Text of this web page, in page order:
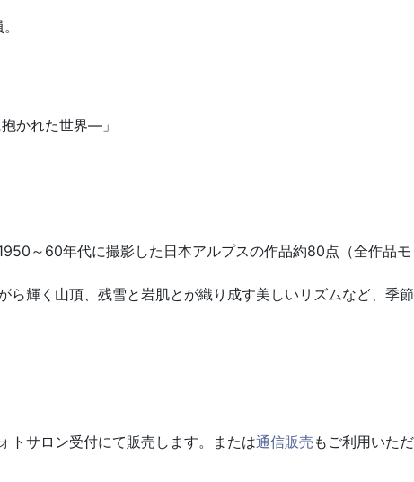
かれた世界―」
～60年代に撮影した日本アルプスの作品約80点（全作品モ
ら輝く山頂、残雪と岩肌とが織り成す美しいリズムなど、季節
トサロン受付にて販売します。または通信販売 もご利用いただ